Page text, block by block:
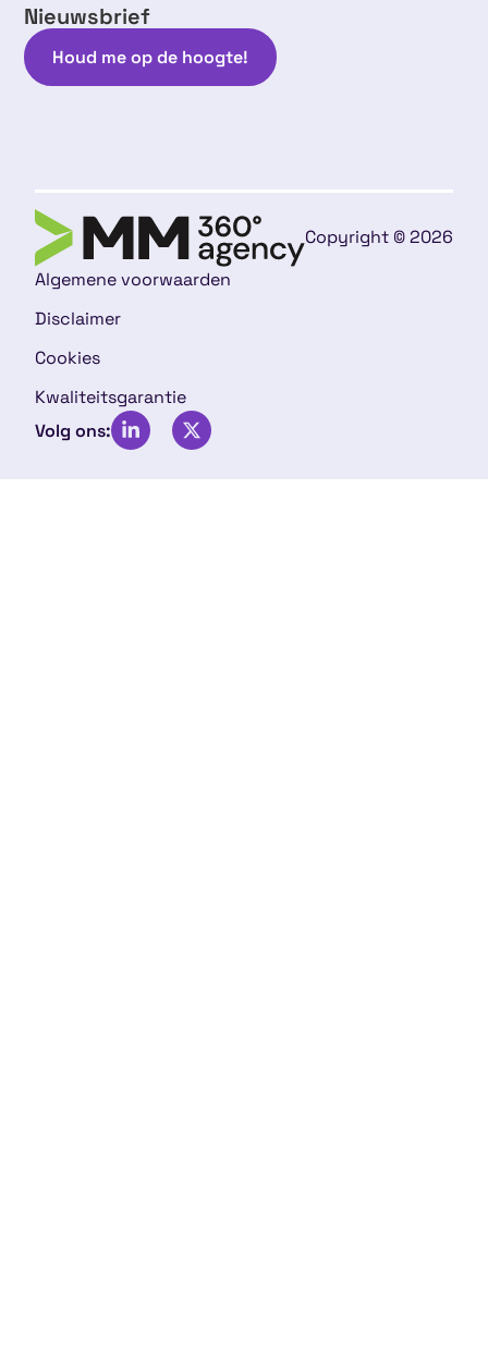
Nieuwsbrief
Houd me op de hoogte!
Copyright © 2026
Algemene voorwaarden
Disclaimer
Cookies
Kwaliteitsgarantie
Volg ons: